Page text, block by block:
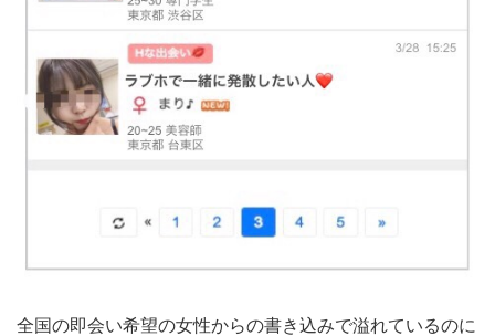
全国の即会い希望の女性からの書き込みで溢れているのに